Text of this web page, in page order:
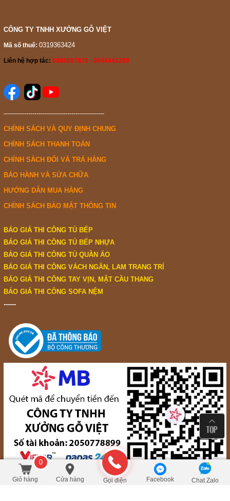
Giá liên hệ Đặt mua
CÔNG TY TNHH XƯỞNG GỖ VIỆT
Mã số thuế: 0319363424
Liên hệ hợp tác: 0988887878 - 0944442288
-------------------------------------------------
CHÍNH SÁCH VÀ QUY ĐỊNH CHUNG
CHÍNH SÁCH THANH TOÁN
CHÍNH SÁCH ĐỔI VÀ TRẢ HÀNG
BẢO HÀNH VÀ SỬA CHỮA
HƯỚNG DẪN MUA HÀNG
CHÍNH SÁCH BẢO MẬT THÔNG TIN
BÁO GIÁ THI CÔNG TỦ BẾP
BÁO GIÁ THI CÔNG TỦ BẾP NHỰA
BÁO GIÁ THI CÔNG TỦ QUẦN ÁO
BÁO GIÁ THI CÔNG VÁCH NGĂN, LAM TRANG TRÍ
BÁO GIÁ THI CÔNG TAY VỊN, MẶT CẦU THANG
BÁO GIÁ THI CÔNG SOFA NỆM
------
0
Giỏ hàng Cửa hàng Gọi điện Facebook Chat Zalo